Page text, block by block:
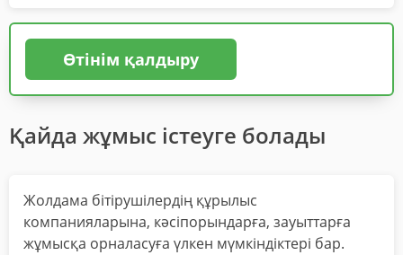
Өтінім қалдыру
Қайда жұмыс істеуге болады
Жолдама бітірушілердің құрылыс
компанияларына, кәсіпорындарға, зауыттарға
жұмысқа орналасуға үлкен мүмкіндіктері бар.